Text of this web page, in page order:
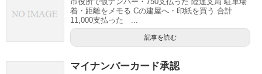
着・距離をメモる Cの建屋へ・印紙を買う 合計
11,000支払った ...
記事を読む
マイナンバーカード承認